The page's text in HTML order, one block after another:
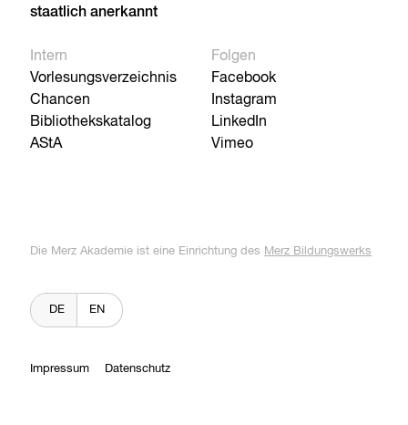
staatlich anerkannt
Intern
Vorlesungsverzeichnis
Chancen
Bibliothekskatalog
AStA
Folgen
Facebook
Instagram
LinkedIn
Vimeo
Die Merz Akademie ist eine Einrichtung des Merz Bildungswerks
DE EN
Impressum Datenschutz